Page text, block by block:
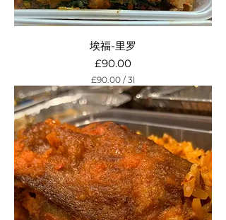
埃福-里罗
Price
£90.00
£90.00 /3l
£
9
0
.
0
0
p
e
r
3
L
i